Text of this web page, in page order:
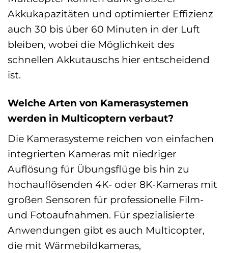
Akkukapazitäten und optimierter Effizienz
auch 30 bis über 60 Minuten in der Luft
bleiben, wobei die Möglichkeit des
schnellen Akkutauschs hier entscheidend
ist.
Welche Arten von Kamerasystemen
werden in Multicoptern verbaut?
Die Kamerasysteme reichen von einfachen
integrierten Kameras mit niedriger
Auflösung für Übungsflüge bis hin zu
hochauflösenden 4K- oder 8K-Kameras mit
großen Sensoren für professionelle Film-
und Fotoaufnahmen. Für spezialisierte
Anwendungen gibt es auch Multicopter,
die mit Wärmebildkameras,